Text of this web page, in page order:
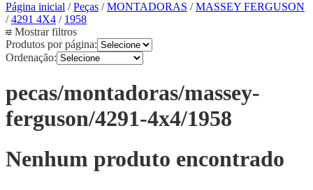
Página inicial /Peças /MONTADORAS /MASSEY FERGUSON
/4291 4X4 / 1958
Mostrar filtros
Produtos por página:
Ordenação:
pecas/montadoras/massey-
ferguson/4291-4x4/1958
Nenhum produto encontrado